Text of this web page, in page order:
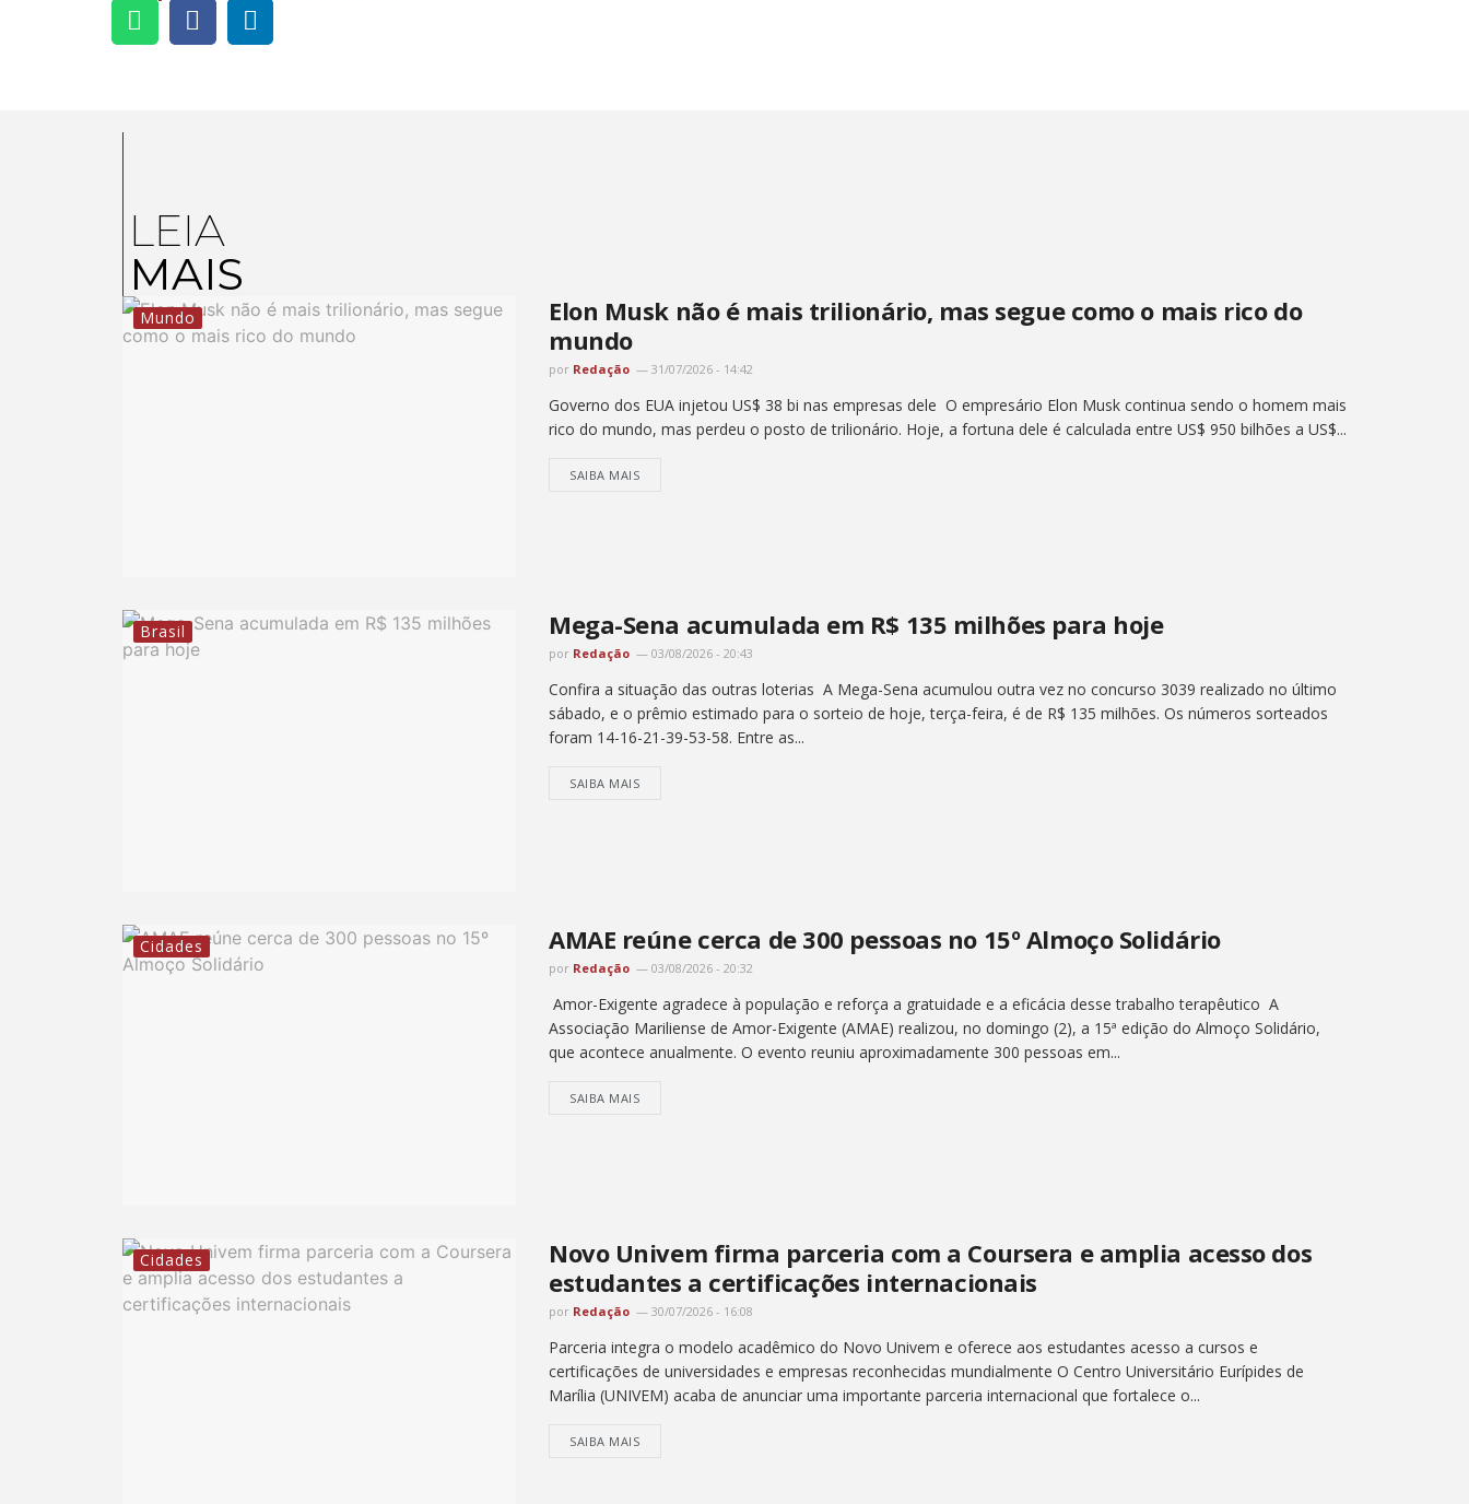
LEIA
MAIS
Mundo
Elon Musk não é mais trilionário, mas segue como o mais rico do
mundo
por Redação 31/07/2026 - 14:42
Governo dos EUA injetou US$ 38 bi nas empresas dele O empresário Elon Musk continua sendo o homem mais
rico do mundo, mas perdeu o posto de trilionário. Hoje, a fortuna dele é calculada entre US$ 950 bilhões a US$...
SAIBA MAIS
Brasil Mega-Sena acumulada em R$ 135 milhões para hoje
por Redação 03/08/2026 - 20:43
Confira a situação das outras loterias A Mega-Sena acumulou outra vez no concurso 3039 realizado no último
sábado, e o prêmio estimado para o sorteio de hoje, terça-feira, é de R$ 135 milhões. Os números sorteados
foram 14-16-21-39-53-58. Entre as...
SAIBA MAIS
Cidades AMAE reúne cerca de 300 pessoas no 15º Almoço Solidário
por Redação 03/08/2026 - 20:32
Amor-Exigente agradece à população e reforça a gratuidade e a eficácia desse trabalho terapêutico A
Associação Mariliense de Amor-Exigente (AMAE) realizou, no domingo (2), a 15ª edição do Almoço Solidário,
que acontece anualmente. O evento reuniu aproximadamente 300 pessoas em...
SAIBA MAIS
Cidades
Novo Univem firma parceria com a Coursera e amplia acesso dos
estudantes a certificações internacionais
por Redação 30/07/2026 - 16:08
Parceria integra o modelo acadêmico do Novo Univem e oferece aos estudantes acesso a cursos e
certificações de universidades e empresas reconhecidas mundialmente O Centro Universitário Eurípides de
Marília (UNIVEM) acaba de anunciar uma importante parceria internacional que fortalece o...
SAIBA MAIS